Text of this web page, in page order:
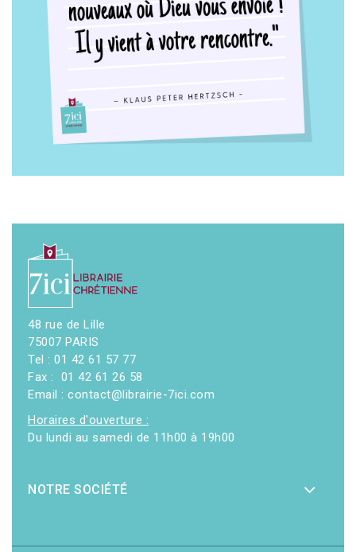
48 rue de Lille
75007 PARIS
Tel : 01 42 61 57 77
Fax : 01 42 61 26 58
Email : contact@librairie-7ici.com
Horaires d'ouverture :
Du lundi au samedi de 11h00 à 19h00
NOTRE SOCIÉTÉ